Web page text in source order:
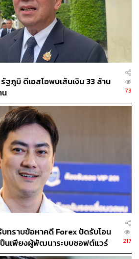
เป็นกรรมการ/ผู้บริหารในบริษัทจด
ทะเบียนในตลาดหลักทรัพย์ มีโทษ
างโทษจำคุก 5-10 ปี และปรับเงิน 2
รือประโยชน์ที่บุคคลดังกล่าวได้
บสนุนมีโทษตามมาตรา 311 ตาม
ต้องรับโทษตามมาตรา 313
มการ/ผู้บริหารในบริษัทจดทะเบียน
สการกระทำผิด หรือมีจุดเริ่มต้น
ากที่ใด
องร้องเรียนว่า EA อาจมีการทุจริต
ารก่อสร้างโรงไฟฟ้า 2 แห่ง พร้อมส่ง
ส่วน จึงได้ตรวจสอบหาความจริงและ
ามข้อร้องเรียนหรือไม่ ซึ่งได้ทำการ
ยงาน ก.ล.ต. หลายประเทศ พบว่า
ภูมิ ดีเอสไอพบเส้นเงิน 33 ล้าน
น
73
บทราบข้อหาคดี Forex ปัดรับโอน
ป็นเพียงผู้พัฒนาระบบซอฟต์แวร์
217